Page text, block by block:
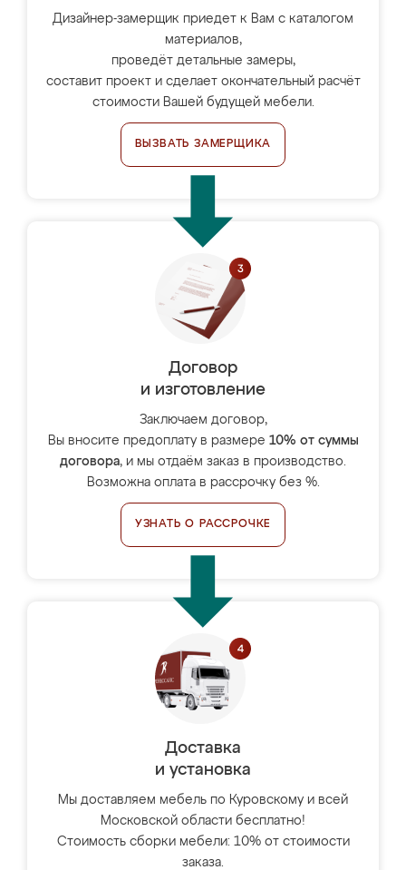
Дизайнер-замерщик приедет к Вам с каталогом
материалов,
проведёт детальные замеры,
составит проект и сделает окончательный расчёт
стоимости Вашей будущей мебели.
ВЫЗВАТЬ ЗАМЕРЩИКА
Договор
и изготовление
Заключаем договор,
Вы вносите предоплату в размере 10% от суммы
договора, и мы отдаём заказ в производство.
Возможна оплата в рассрочку без %.
УЗНАТЬ О РАССРОЧКЕ
Доставка
и установка
Мы доставляем мебель по Куровскому и всей
Московской области бесплатно!
Стоимость сборки мебели: 10% от стоимости
заказа.